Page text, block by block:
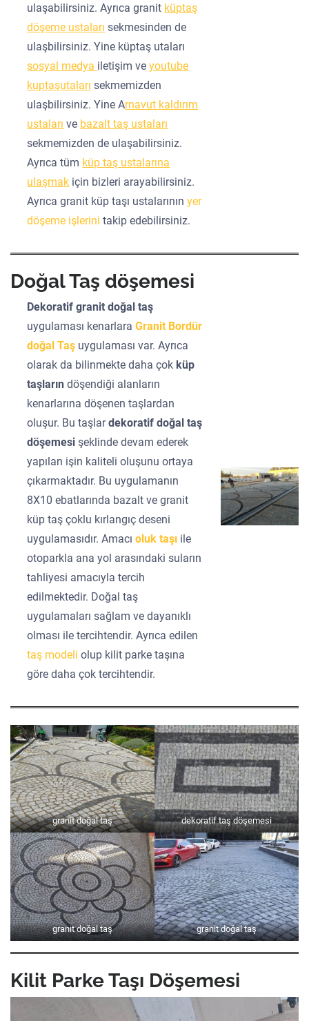
ulaşabilirsiniz. Ayrıca granit küptaş
döşeme ustaları sekmesinden de
ulaşbilirsiniz. Yine küptaş utaları
sosyal medya iletişim veyoutube
kuptaşutaları sekmemizden
ulaşbilirsiniz. Yine Arnavut kaldırım
ustaları ve bazalt taş ustaları
sekmemizden de ulaşabilirsiniz.
Ayrıca tüm küp taş ustalarına
ulaşmak için bizleri arayabilirsiniz.
Ayrıca granit küp taşı ustalarının yer
döşeme işlerini takip edebilirsiniz.
Doğal Taş döşemesi
Dekoratif granit doğal taş
uygulaması kenarlaraGranit Bordür
doğal Taş uygulaması var. Ayrıca
olarak da bilinmekte daha çok küp
taşların döşendiği alanların
kenarlarına döşenen taşlardan
oluşur. Bu taşlardekoratif doğal taş
döşemesişeklinde devam ederek
yapılan işin kaliteli oluşunu ortaya
çıkarmaktadır. Bu uygulamanın
8X10 ebatlarında bazalt ve granit
küp taş çoklu kırlangıç deseni
uygulamasıdır. Amacıoluk taşı ile
otoparkla ana yol arasındaki suların
tahliyesi amacıyla tercih
edilmektedir. Doğal taş
uygulamaları sağlam ve dayanıklı
olması ile tercihtendir. Ayrıca edilen
taş modeliolup kilit parke taşına
göre daha çok tercihtendir.
granit doğal taş dekoratif taş döşemesi
granit doğal taş granit doğal taş
Kilit Parke Taşı Döşemesi